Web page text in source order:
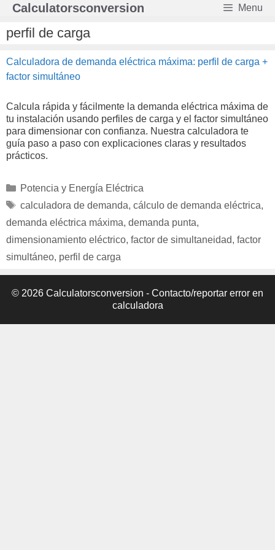
Saltar
contenido
Calculatorsconversion Menu
perfil de carga
Calculadora de demanda eléctrica máxima: perfil de carga +
factor simultáneo
Calcula rápida y fácilmente la demanda eléctrica máxima de
tu instalación usando perfiles de carga y el factor simultáneo
para dimensionar con confianza. Nuestra calculadora te
guía paso a paso con explicaciones claras y resultados
prácticos.
Categorías
Potencia y Energía Eléctrica
Etiquetas
calculadora de demanda, cálculo de demanda eléctrica,
demanda eléctrica máxima, demanda punta,
dimensionamiento eléctrico, factor de simultaneidad, factor
simultáneo, perfil de carga
© 2026 Calculatorsconversion - Contacto/reportar error en
calculadora